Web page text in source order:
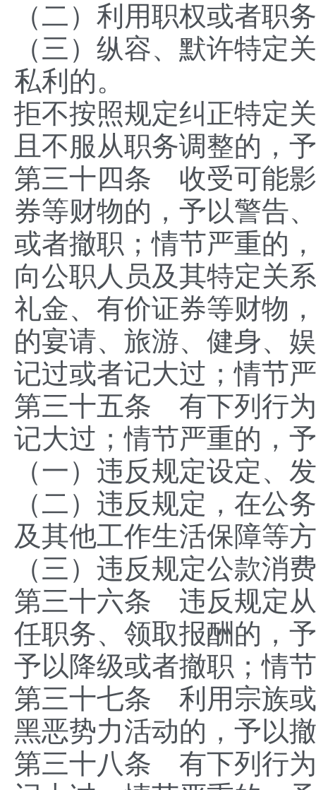
（二）利用职权或者职
（三）纵容、默许特定
私利的。
拒不按照规定纠正特定
且不服从职务调整的，
第三十四条 收受可能
券等财物的，予以警告
或者撤职；情节严重的
向公职人员及其特定关
礼金、有价证券等财物
的宴请、旅游、健身、
记过或者记大过；情节
第三十五条 有下列行
记大过；情节严重的，
（一）违反规定设定、
（二）违反规定，在公
及其他工作生活保障等
（三）违反规定公款消
第三十六条 违反规定
任职务、领取报酬的，
予以降级或者撤职；情
第三十七条 利用宗族
黑恶势力活动的，予以
第三十八条 有下列行